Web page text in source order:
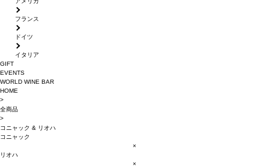
フランス
ドイツ
イタリア
GIFT
EVENTS
WORLD WINE BAR
HOME
>
全商品
>
コニャック & リオハ
コニャック
×
リオハ
×